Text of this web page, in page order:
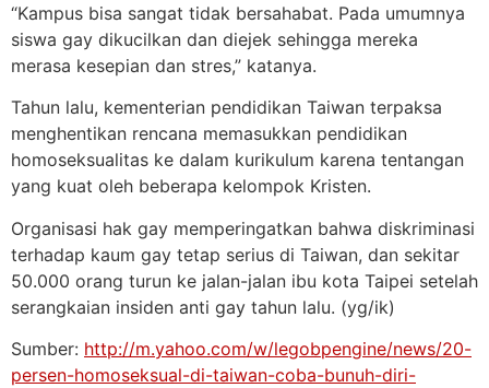
“Kampus bisa sangat tidak bersahabat. Pada umumnya
siswa gay dikucilkan dan diejek sehingga mereka
merasa kesepian dan stres,” katanya.
Tahun lalu, kementerian pendidikan Taiwan terpaksa
menghentikan rencana memasukkan pendidikan
homoseksualitas ke dalam kurikulum karena tentangan
yang kuat oleh beberapa kelompok Kristen.
Organisasi hak gay memperingatkan bahwa diskriminasi
terhadap kaum gay tetap serius di Taiwan, dan sekitar
50.000 orang turun ke jalan-jalan ibu kota Taipei setelah
serangkaian insiden anti gay tahun lalu. (yg/ik)
Sumber: http://m.yahoo.com/w/legobpengine/news/20-
persen-homoseksual-di-taiwan-coba-bunuh-diri-